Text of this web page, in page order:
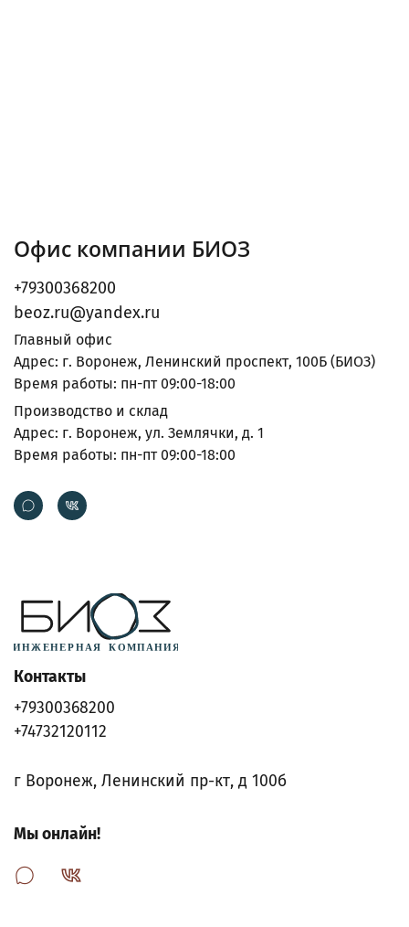
Офис компании БИОЗ
+79300368200
beoz.ru@yandex.ru
Главный офис
Адрес: г. Воронеж, Ленинский проспект, 100Б (БИОЗ)
Время работы: пн-пт 09:00-18:00
Производство и склад
Адрес: г. Воронеж, ул. Землячки, д. 1
Время работы: пн-пт 09:00-18:00
Контакты
+79300368200
+74732120112
г Воронеж, Ленинский пр-кт, д 100б
Мы онлайн!